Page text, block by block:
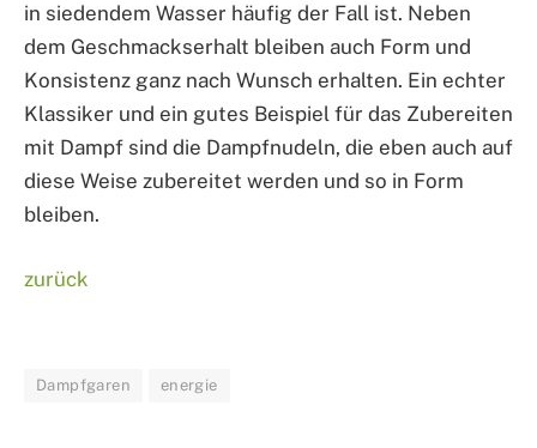
in siedendem Wasser häufig der Fall ist. Neben
dem Geschmackserhalt bleiben auch Form und
Konsistenz ganz nach Wunsch erhalten. Ein echter
Klassiker und ein gutes Beispiel für das Zubereiten
mit Dampf sind die Dampfnudeln, die eben auch auf
diese Weise zubereitet werden und so in Form
bleiben.
zurück
Dampfgaren energie